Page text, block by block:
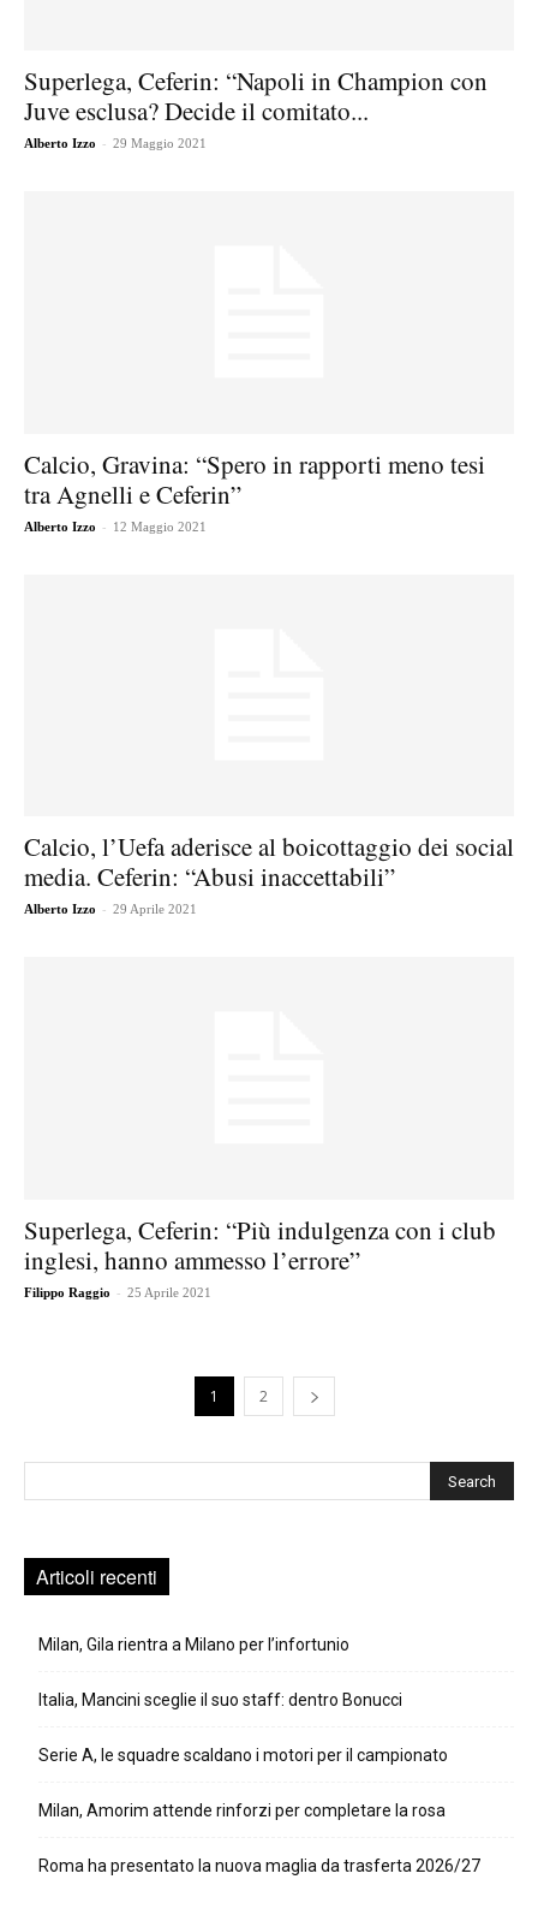
Superlega, Ceferin: “Napoli in Champion con
Juve esclusa? Decide il comitato...
Alberto Izzo - 29 Maggio 2021
Calcio, Gravina: “Spero in rapporti meno tesi
tra Agnelli e Ceferin”
Alberto Izzo - 12 Maggio 2021
Calcio, l’Uefa aderisce al boicottaggio dei social
media. Ceferin: “Abusi inaccettabili”
Alberto Izzo - 29 Aprile 2021
Superlega, Ceferin: “Più indulgenza con i club
inglesi, hanno ammesso l’errore”
Filippo Raggio - 25 Aprile 2021
1 2
Articoli recenti
Milan, Gila rientra a Milano per l’infortunio
Italia, Mancini sceglie il suo staff: dentro Bonucci
Serie A, le squadre scaldano i motori per il campionato
Milan, Amorim attende rinforzi per completare la rosa
Roma ha presentato la nuova maglia da trasferta 2026/27